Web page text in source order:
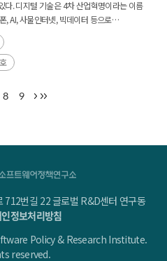
. 디지털 기술은 4차 산업혁명이라는 이름
, AI, 사물인터넷, 빅데이터 등으로
상업적 거래와 계약, 인간의 노동과
되어 왔다. 디지털 기술 분야에는 현재에도
어디까지 진전될지 알 수 없다.(후략)
8 9
712번길 22 글로벌 R&D센터 연구동
정보처리방침
Policy & Research Institute.
reserved.